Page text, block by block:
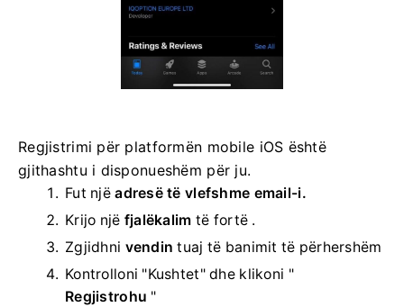
Regjistrimi për platformën mobile iOS është
gjithashtu i disponueshëm për ju.
Fut njëadresë të vlefshme email-i.
Krijo një fjalëkalim të fortë .
Zgjidhni vendin tuaj të banimit të përhershëm
Kontrolloni "Kushtet" dhe klikoni "
Regjistrohu "